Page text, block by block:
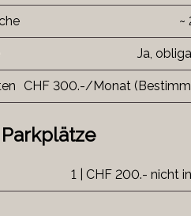
~
Ja,
CHF 300.-/Monat
1 | CHF 200.- nicht